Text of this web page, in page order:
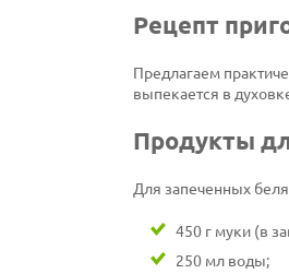
Рецепт
Предлагаем
выпекается в
Продукты
Для запеченных
450 г муки (в
250 мл воды;